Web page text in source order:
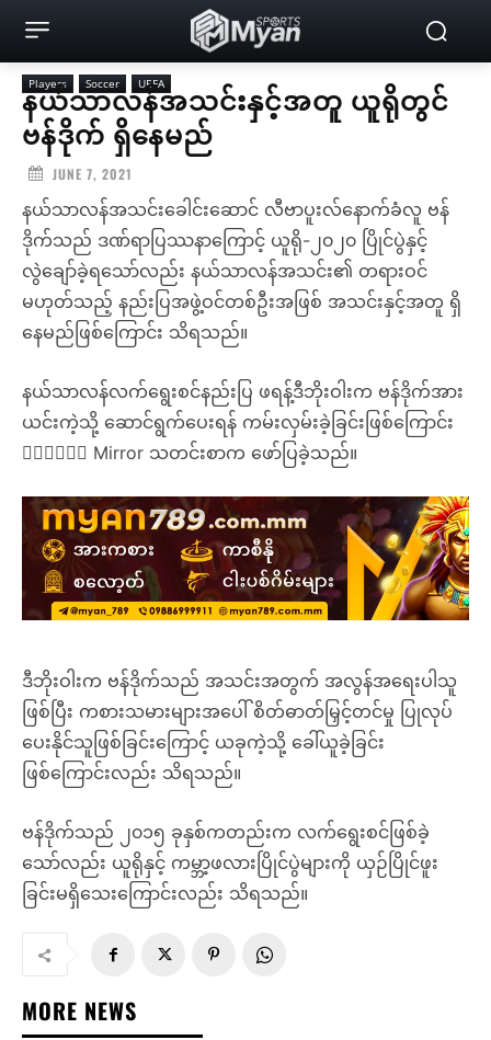
Players Soccer UEFA
နယ်သာလန်အသင်းနှင့်အတူ ယူရိုတွင်
ဗန်ဒိုက် ရှိနေမည်
JUNE 7, 2021
နယ်သာလန်အသင်းခေါင်းဆောင် လီဗာပူးလ်နောက်ခံလူ ဗန်
ဒိုက်သည် ဒဏ်ရာပြဿနာကြောင့် ယူရို-၂၀၂၀ ပြိုင်ပွဲနှင့်
လွဲချော်ခဲ့ရသော်လည်း နယ်သာလန်အသင်း၏ တရားဝင်
မဟုတ်သည့် နည်းပြအဖွဲ့ဝင်တစ်ဦးအဖြစ် အသင်းနှင့်အတူ ရှိ
နေမည်ဖြစ်ကြောင်း သိရသည်။
နယ်သာလန်လက်ရွေးစင်နည်းပြ ဖရန့်ဒီဘိုးဝါးက ဗန်ဒိုက်အား
ယင်းကဲ့သို့ ဆောင်ရွက်ပေးရန် ကမ်းလှမ်းခဲ့ခြင်းဖြစ်ကြောင်း
 Mirror သတင်းစာက ဖော်ပြခဲ့သည်။
ဒီဘိုးဝါးက ဗန်ဒိုက်သည် အသင်းအတွက် အလွန်အရေးပါသူ
ဖြစ်ပြီး ကစားသမားများအပေါ် စိတ်ဓာတ်မြှင့်တင်မှု ပြုလုပ်
ပေးနိုင်သူဖြစ်ခြင်းကြောင့် ယခုကဲ့သို့ ခေါ်ယူခဲ့ခြင်း
ဖြစ်ကြောင်းလည်း သိရသည်။
ဗန်ဒိုက်သည် ၂၀၁၅ ခုနှစ်ကတည်းက လက်ရွေးစင်ဖြစ်ခဲ့
သော်လည်း ယူရိုနှင့် ကမ္ဘာ့ဖလားပြိုင်ပွဲများကို ယှဉ်ပြိုင်ဖူး
ခြင်းမရှိသေးကြောင်းလည်း သိရသည်။
MORE NEWS